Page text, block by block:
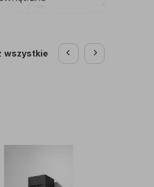
wszystkie